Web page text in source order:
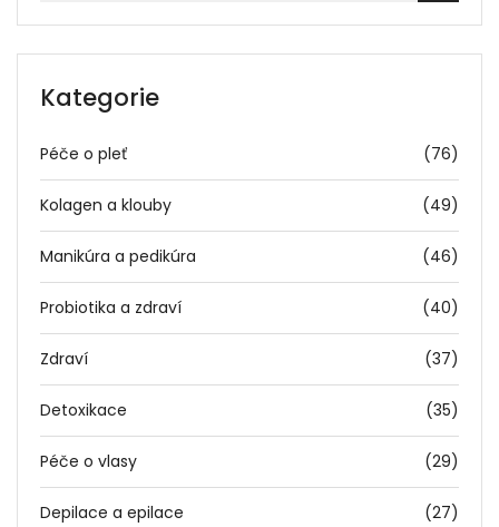
Kategorie
Péče o pleť (76)
Kolagen a klouby (49)
Manikúra a pedikúra (46)
Probiotika a zdraví (40)
Zdraví (37)
Detoxikace (35)
Péče o vlasy (29)
Depilace a epilace (27)